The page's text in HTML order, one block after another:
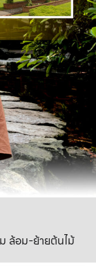
ล้อม-ย้ายต้นไม้